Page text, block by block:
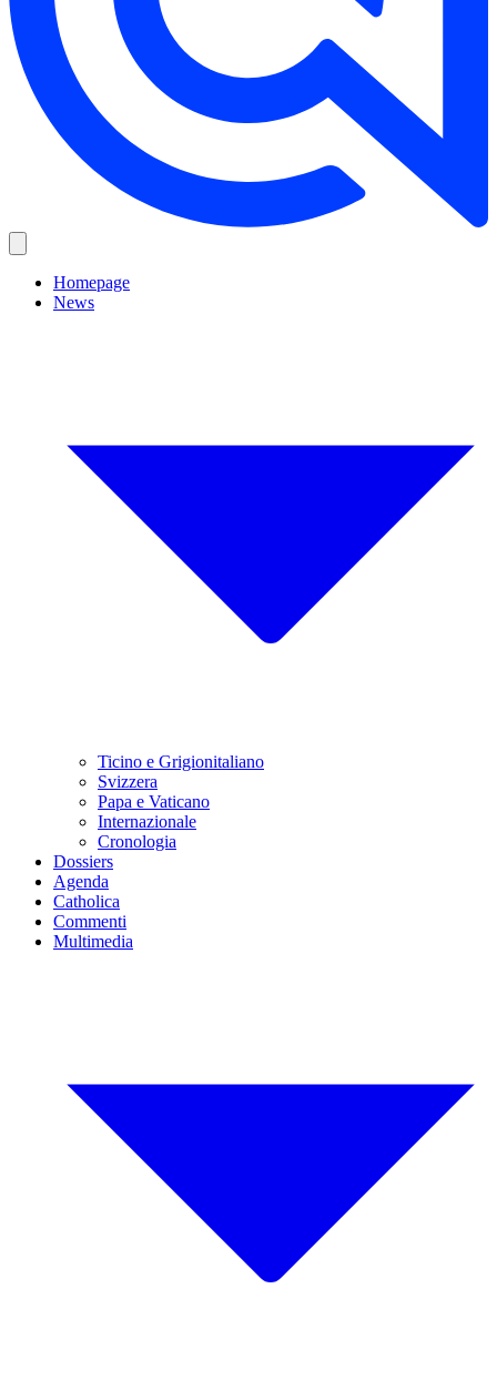
Homepage
News
Ticino e Grigionitaliano
Svizzera
Papa e Vaticano
Internazionale
Cronologia
Dossiers
Agenda
Catholica
Commenti
Multimedia